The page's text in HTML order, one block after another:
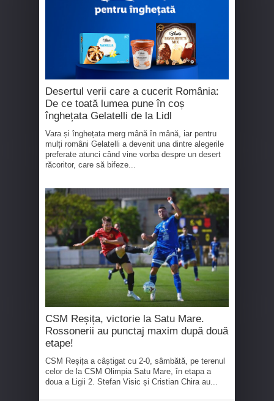
Desertul verii care a cucerit România:
De ce toată lumea pune în coș
înghețata Gelatelli de la Lidl
Vara și înghețata merg mână în mână, iar pentru
mulți români Gelatelli a devenit una dintre alegerile
preferate atunci când vine vorba despre un desert
răcoritor, care să bifeze...
CSM Reșița, victorie la Satu Mare.
Rossonerii au punctaj maxim după două
etape!
CSM Reșița a câștigat cu 2-0, sâmbătă, pe terenul
celor de la CSM Olimpia Satu Mare, în etapa a
doua a Ligii 2. Stefan Visic și Cristian Chira au...